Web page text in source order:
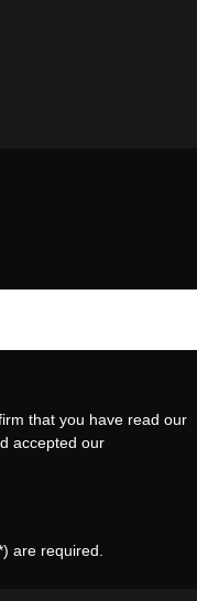
that you have read our
accepted our
are required.